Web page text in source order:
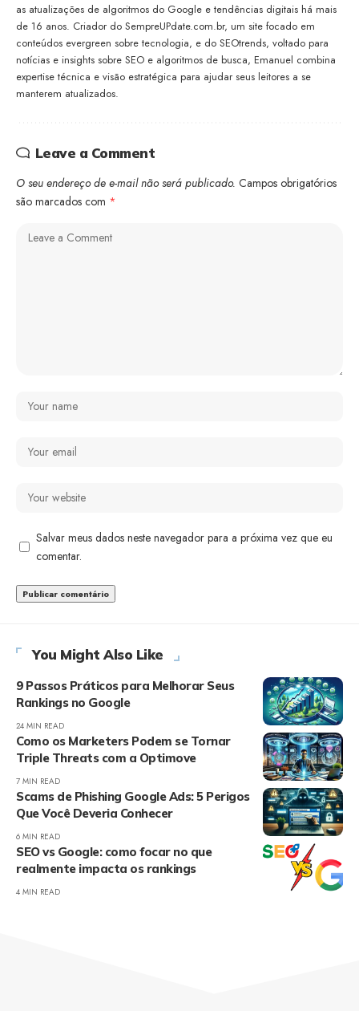
as atualizações de algoritmos do Google e tendências digitais há mais
de 16 anos. Criador do SempreUPdate.com.br, um site focado em
conteúdos evergreen sobre tecnologia, e do SEOtrends, voltado para
notícias e insights sobre SEO e algoritmos de busca, Emanuel combina
expertise técnica e visão estratégica para ajudar seus leitores a se
manterem atualizados.
Leave a Comment
O seu endereço de e-mail não será publicado. Campos obrigatórios
são marcados com *
Salvar meus dados neste navegador para a próxima vez que eu
comentar.
You Might Also Like
9 Passos Práticos para Melhorar Seus
Rankings no Google
24 MIN READ
Como os Marketers Podem se Tornar
Triple Threats com a Optimove
7 MIN READ
Scams de Phishing Google Ads: 5 Perigos
Que Você Deveria Conhecer
6 MIN READ
SEO vs Google: como focar no que
realmente impacta os rankings
4 MIN READ